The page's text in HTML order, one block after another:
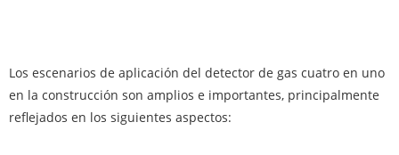
Los escenarios de aplicación del detector de gas cuatro en uno
en la construcción son amplios e importantes, principalmente
reflejados en los siguientes aspectos: